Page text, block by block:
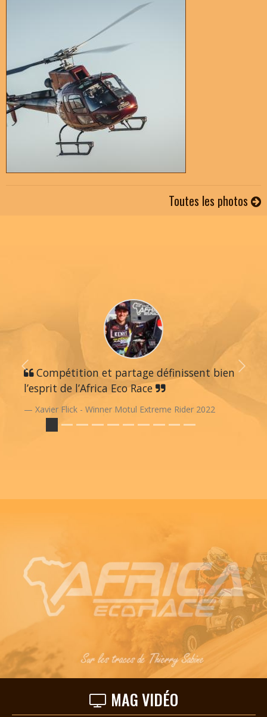
Toutes les photos
Compétition et partage définissent bien
l’esprit de l’Africa Eco Race
Xavier Flick - Winner Motul Extreme Rider 2022
Previous Next
MAG VIDÉO